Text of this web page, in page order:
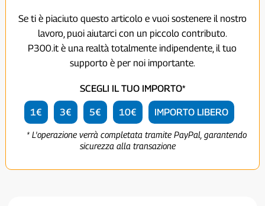
Se ti è piaciuto questo articolo e vuoi sostenere il nostro
lavoro, puoi aiutarci con un piccolo contributo.
P300.it è una realtà totalmente indipendente, il tuo
supporto è per noi importante.
SCEGLI IL TUO IMPORTO*
1€ 3€ 5€ 10€ IMPORTO LIBERO
* L'operazione verrà completata tramite PayPal, garantendo
sicurezza alla transazione